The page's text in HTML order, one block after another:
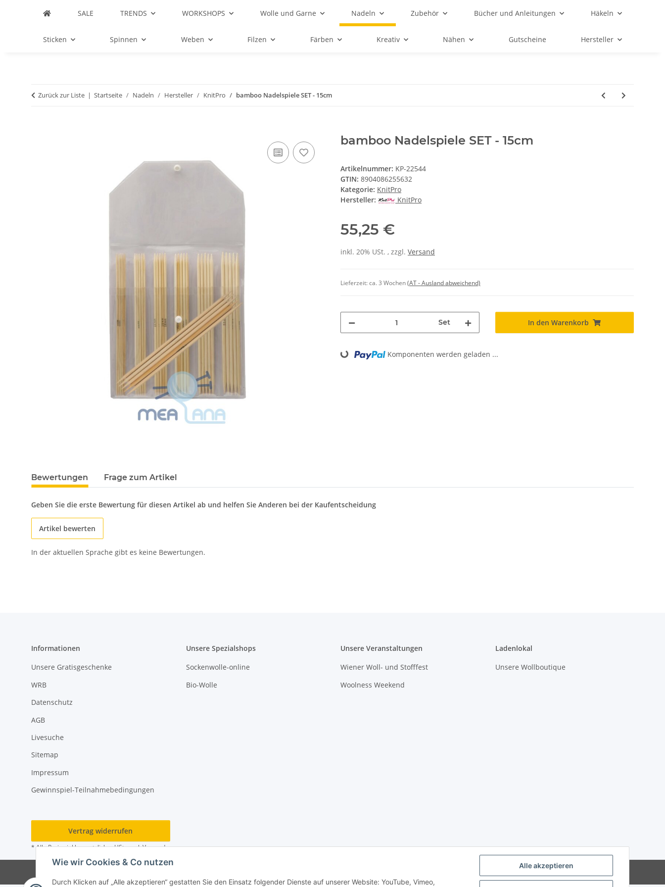
Alle akzeptieren
Wie wir Cookies & Co nutzen
Durch Klicken auf „Alle akzeptieren“ gestatten Sie den Einsatz folgender Dienste auf unserer Website: YouTube, Vimeo,
SALE TRENDS WORKSHOPS Wolle und Garne Nadeln Zubehör Bücher und Anleitungen Häkeln
Sticken Spinnen Weben Filzen Färben Kreativ Nähen Gutscheine Hersteller
Zurück zur Liste Startseite Nadeln Hersteller KnitPro bamboo Nadelspiele SET - 15cm
bamboo Nadelspiele SET - 15cm
Artikelnummer: KP-22544
GTIN: 8904086255632
Kategorie: KnitPro
Hersteller:
KnitPro
55,25 €
inkl. 20% USt. , zzgl. Versand
Lieferzeit:ca. 3 Wochen(AT - Ausland abweichend)
Set In den Warenkorb
Loading... Komponenten werden geladen ...
Bewertungen Frage zum Artikel
Geben Sie die erste Bewertung für diesen Artikel ab und helfen Sie Anderen bei der Kaufentscheidung
Artikel bewerten
In der aktuellen Sprache gibt es keine Bewertungen.
Informationen
Unsere Gratisgeschenke
WRB
Datenschutz
AGB
Livesuche
Sitemap
Impressum
Gewinnspiel-Teilnahmebedingungen
Unsere Spezialshops
Sockenwolle-online
Bio-Wolle
Unsere Veranstaltungen
Wiener Woll- und Stofffest
Woolness Weekend
Ladenlokal
Unsere Wollboutique
Vertrag widerrufen
* Alle Preise inkl. gesetzlicher USt., zzgl.Versand